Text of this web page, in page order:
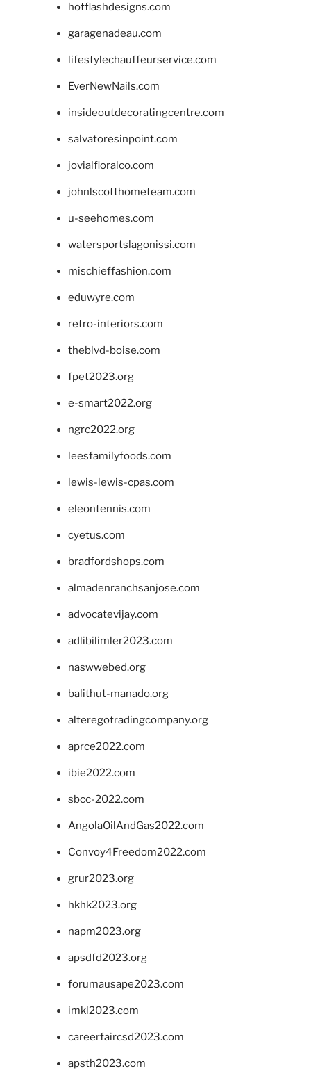
hotflashdesigns.com
garagenadeau.com
lifestylechauffeurservice.com
EverNewNails.com
insideoutdecoratingcentre.com
salvatoresinpoint.com
jovialfloralco.com
johnlscotthometeam.com
u-seehomes.com
watersportslagonissi.com
mischieffashion.com
eduwyre.com
retro-interiors.com
theblvd-boise.com
fpet2023.org
e-smart2022.org
ngrc2022.org
leesfamilyfoods.com
lewis-lewis-cpas.com
eleontennis.com
cyetus.com
bradfordshops.com
almadenranchsanjose.com
advocatevijay.com
adlibilimler2023.com
naswwebed.org
balithut-manado.org
alteregotradingcompany.org
aprce2022.com
ibie2022.com
sbcc-2022.com
AngolaOilAndGas2022.com
Convoy4Freedom2022.com
grur2023.org
hkhk2023.org
napm2023.org
apsdfd2023.org
forumausape2023.com
imkl2023.com
careerfaircsd2023.com
apsth2023.com